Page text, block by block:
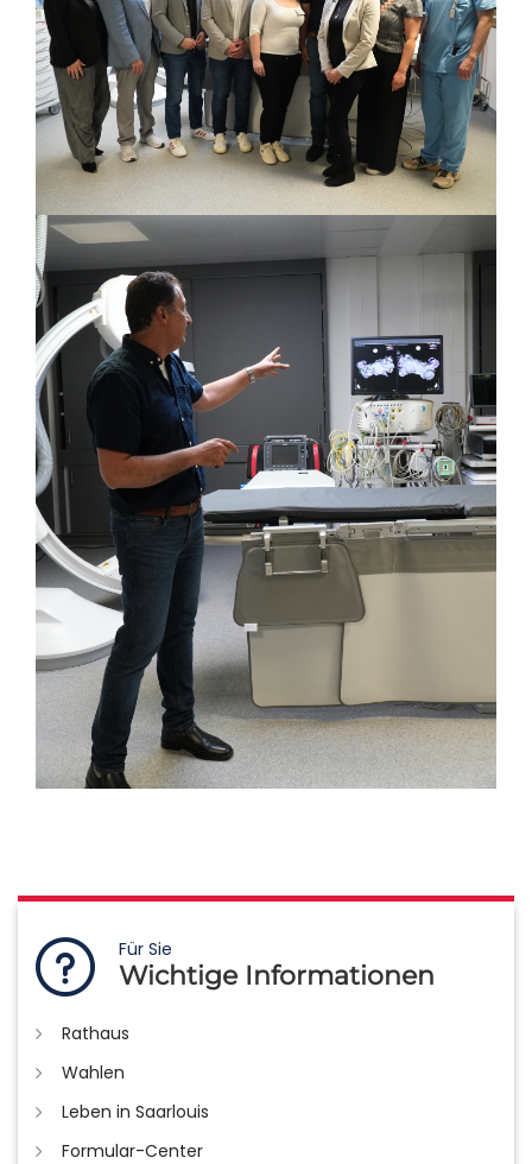
Für Sie
Wichtige Informationen
Rathaus
Wahlen
Leben in Saarlouis
Formular-Center